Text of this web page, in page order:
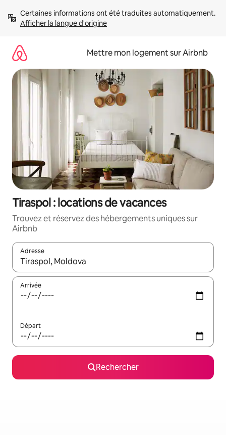
directement
Afficher la langue d'origine
Mettre mon logement sur Airbnb
Tiraspol : locations de vacances
Trouvez et réservez des hébergements uniques sur
Airbnb
Adresse
Lorsque les résultats s'affichent, utilisez les flèches vers le
Arrivée
Départ
Rechercher